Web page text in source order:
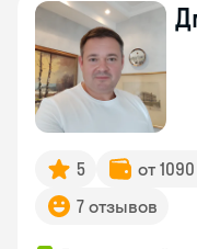
5 от
7 отзывов